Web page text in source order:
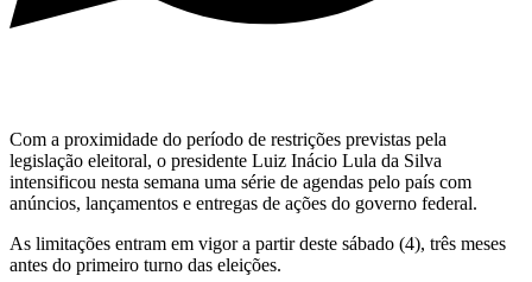
Com a proximidade do período de restrições previstas pela
legislação eleitoral, o presidente Luiz Inácio Lula da Silva
intensificou nesta semana uma série de agendas pelo país com
anúncios, lançamentos e entregas de ações do governo federal.
As limitações entram em vigor a partir deste sábado (4), três meses
antes do primeiro turno das eleições.